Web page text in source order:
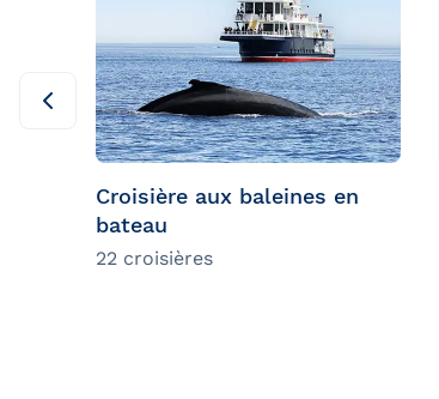
Croisière aux baleines en
bateau
22 croisières